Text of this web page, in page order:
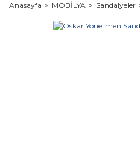
Anasayfa MOBİLYA Sandalyeler